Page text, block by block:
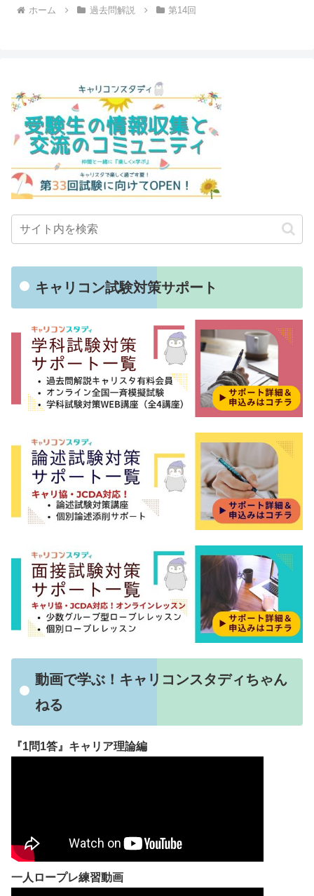
ホーム 過去問解説 第14回
キャリコン試験対策サポート
動画で学ぶ！キャリコンスタディちゃん
ねる
『1問1答』キャリア理論編
一人ロープレ練習動画